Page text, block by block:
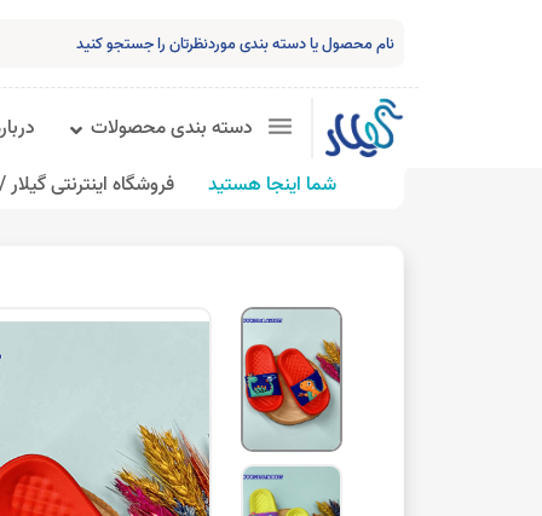
دسته بندی محصولات
شما اینجا هستید
فروشگاه اینترنتی گیلار /